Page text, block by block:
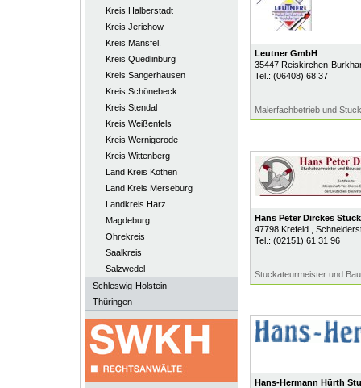
Kreis Halberstadt
Kreis Jerichow
Kreis Mansfel.
Kreis Quedlinburg
Kreis Sangerhausen
Kreis Schönebeck
Kreis Stendal
Kreis Weißenfels
Kreis Wernigerode
Kreis Wittenberg
Land Kreis Köthen
Land Kreis Merseburg
Landkreis Harz
Magdeburg
Ohrekreis
Saalkreis
Salzwedel
Schleswig-Holstein
Thüringen
Leutner GmbH
35447 Reiskirchen-
Tel.: (06408) 68 37
Malerfachbetrieb und
Hans Peter Dirckes
47798 Krefeld
,
Tel.: (02151) 61 31 96
Stuckateurmeister und
Hans-Hermann Hürth